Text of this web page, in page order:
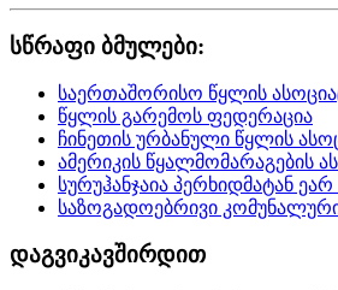
სწრაფი ბმულები:
საერთაშორისო წყლის
წყლის გარემოს ფედერაცია
ჩინეთის ურბანული წყლის
ამერიკის წყალმომარაგების
სურუჰანჯაია პერხიდმატან
საზოგადოებრივი კომუნალური
დაგვიკავშირდით